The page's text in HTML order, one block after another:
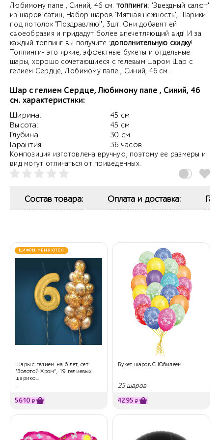
Любимому папе , Синий, 46 см. топпинги: "Звездный салют"
из шаров сатин, Набор шаров "Мятная нежность", Шарики
под потолок "Поздравляю!", 3шт. Они добавят ей
своеобразия и придадут более впечетляющий вид! И за
каждый топпинг вы получите :дополнительную скидку!
Топпинги- это яркие, эффектные букеты и отдельные
шары, хорошо сочетающиеся с гелевым шаром Шар с
гелием Сердце, Любимому папе , Синий, 46 см. .
Шар с гелием Сердце, Любимому папе , Синий, 46
см. характеристики:
Ширина:
Высота:
Глубина:
Гарантия:
45 см
45 см
30 см
36 часов
Композиция изготовлена вручную, поэтому ее размеры и
вид могут отличаться от приведенных.
Состав товара: Оплата и доставка:
ЦИФРЫ МЕНЯЮТСЯ
Шары с гелием на 6 лет, сет
"Золотой Хром", 19 гелиевых
шарико...
.
5610 ₽
Букет шаров С Юбилеем
25 шаров
4295 ₽